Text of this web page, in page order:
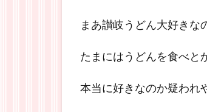
まあ讃岐うどん大好きな
たまにはうどんを食べと
本当に好きなのか疑われ